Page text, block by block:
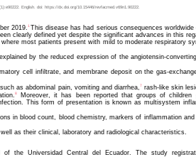
English. doi: https://dx.doi.org/10.15446/revfacmed.v69n1.90222.
2019. 1This disease has had serious consequences
clearly defined yet despite the significant advances in this
most patients present with mild to moderate respiratory
by the reduced expression of the angiotensin-
cell infiltrate, and membrane deposit on the gas-
as abdominal pain, vomiting and diarrhea, 7rash-like skin
8Moreover, it has been reported that groups of children
This form of presentation is known as multisystem
in blood count, blood chemistry, markers of inflammation
as their clinical, laboratory and radiological characteristics.
the Universidad Central del Ecuador. The study